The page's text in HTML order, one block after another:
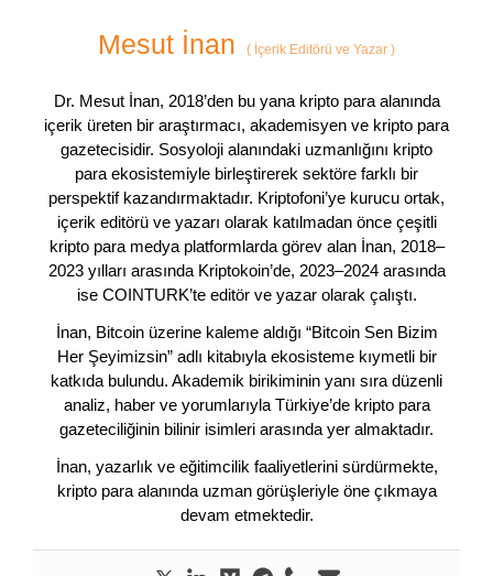
Mesut İnan ( İçerik Editörü ve Yazar )
Dr. Mesut İnan, 2018’den bu yana kripto para alanında
içerik üreten bir araştırmacı, akademisyen ve kripto para
gazetecisidir. Sosyoloji alanındaki uzmanlığını kripto
para ekosistemiyle birleştirerek sektöre farklı bir
perspektif kazandırmaktadır. Kriptofoni’ye kurucu ortak,
içerik editörü ve yazarı olarak katılmadan önce çeşitli
kripto para medya platformlarda görev alan İnan, 2018–
2023 yılları arasında Kriptokoin’de, 2023–2024 arasında
ise COINTURK’te editör ve yazar olarak çalıştı.
İnan, Bitcoin üzerine kaleme aldığı “Bitcoin Sen Bizim
Her Şeyimizsin” adlı kitabıyla ekosisteme kıymetli bir
katkıda bulundu. Akademik birikiminin yanı sıra düzenli
analiz, haber ve yorumlarıyla Türkiye’de kripto para
gazeteciliğinin bilinir isimleri arasında yer almaktadır.
İnan, yazarlık ve eğitimcilik faaliyetlerini sürdürmekte,
kripto para alanında uzman görüşleriyle öne çıkmaya
devam etmektedir.